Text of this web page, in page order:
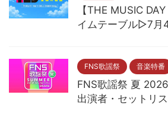
【THE MUSIC
イムテーブル▷7月
FNS歌謡祭 音楽特番
FNS歌謡祭 夏
出演者・セットリス